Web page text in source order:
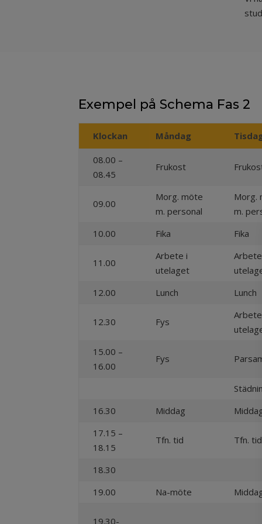
Exempel på Schema Fas 2
Klockan Måndag
08.00 –
08.45
Frukost
09.00
Morg. möte
m. personal
Morg.
m.
10.00
Fika Fika
11.00
Arbete i
utelaget
12.00
Lunch Lunch
12.30 Fys
15.00 –
16.00
Fys
16.30
Middag
17.15 –
18.15
Tfn. tid Tfn. tid
18.30
19.00
Na-möte
19.30-